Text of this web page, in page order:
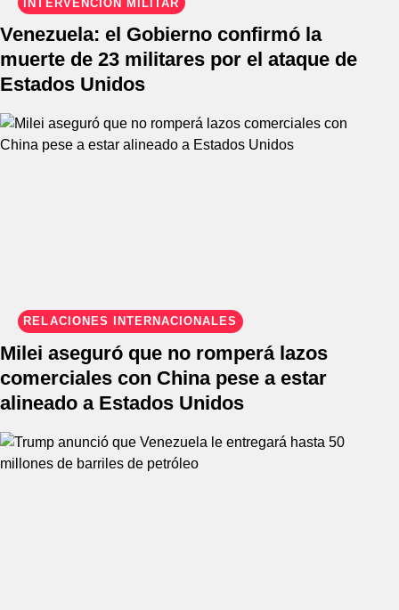
INTERVENCIÓN MILITAR
Venezuela: el Gobierno confirmó la
muerte de 23 militares por el ataque de
Estados Unidos
RELACIONES INTERNACIONALES
Milei aseguró que no romperá lazos
comerciales con China pese a estar
alineado a Estados Unidos